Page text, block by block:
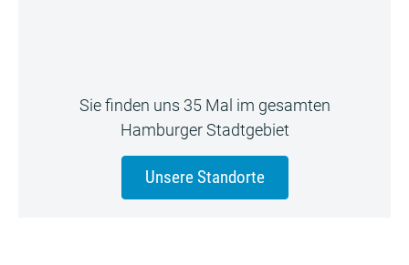
Sie finden uns 35 Mal im gesamten
Hamburger Stadtgebiet
Unsere Standorte